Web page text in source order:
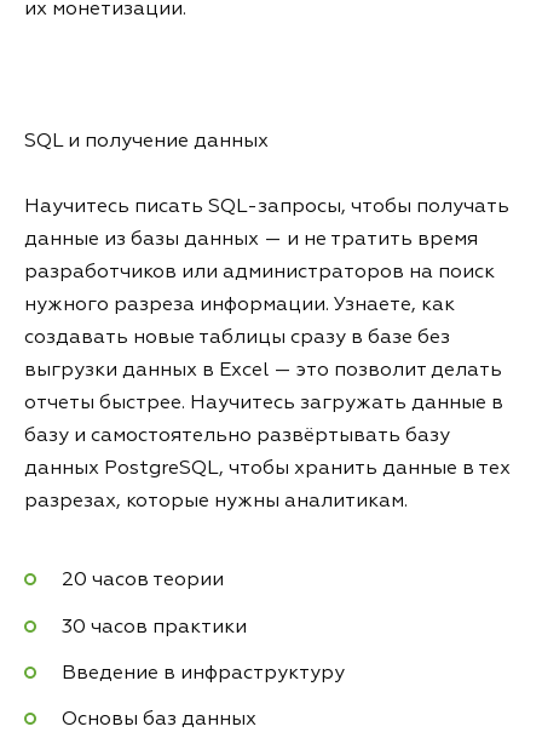
их монетизации.
SQL и получение данных
Научитесь писать SQL-запросы, чтобы получать
данные из базы данных — и не тратить время
разработчиков или администраторов на поиск
нужного разреза информации. Узнаете, как
создавать новые таблицы сразу в базе без
выгрузки данных в Excel — это позволит делать
отчеты быстрее. Научитесь загружать данные в
базу и самостоятельно развёртывать базу
данных PostgreSQL, чтобы хранить данные в тех
разрезах, которые нужны аналитикам.
20 часов теории
30 часов практики
Введение в инфраструктуру
Основы баз данных